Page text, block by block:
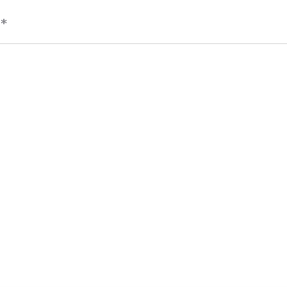
*